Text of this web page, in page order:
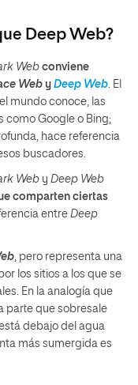
Deep Web?
Web conviene
Web y Deep Web . El
mundo conoce, las
como Google o Bing;
hace referencia
buscadores.
Web y Deep Web
comparten ciertas
entre Deep
, pero representa una
los sitios a los que se
En la analogía que
parte que sobresale
debajo del agua
más sumergida es